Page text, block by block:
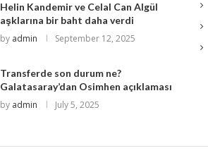
Helin Kandemir ve Celal Can Algül
aşklarına bir baht daha verdi
by admin September 12, 2025
Transferde son durum ne?
Galatasaray’dan Osimhen açıklaması
by admin July 5, 2025